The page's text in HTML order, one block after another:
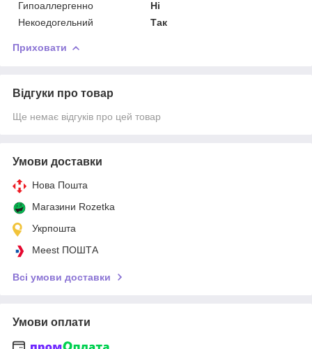
Гипоаллергенно
Ні
Некоедогельний
Так
Приховати
Відгуки про товар
Ще немає відгуків про цей товар
Умови доставки
Нова Пошта
Магазини Rozetka
Укрпошта
Meest ПОШТА
Всі умови доставки
Умови оплати